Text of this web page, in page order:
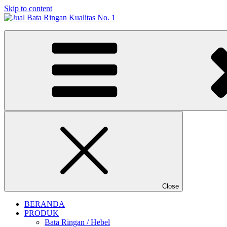
Skip to content
Jual Bata Ringan Kualitas No. 1
Harga Terbaik 2026
Close
BERANDA
PRODUK
Bata Ringan / Hebel